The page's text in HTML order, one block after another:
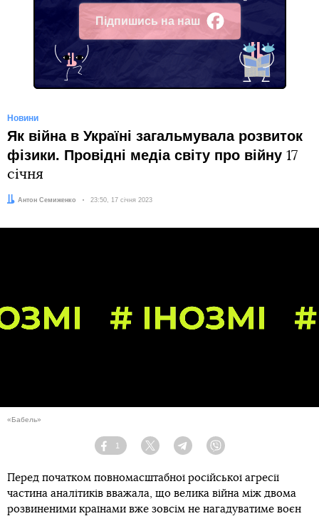
Підпишись на наш
Facebook
Новини
Як війна в Україні загальмувала розвиток
фізики. Провідні медіа світу про війну 17
січня
Автор:
Антон Семиженко Дата:
23:50, 17 січня 2023
«Бабель»
Facebook
1
Twitter TelegramViber
Перед початком повномасштабної російської агресії
частина аналітиків вважала, що велика війна між двома
розвиненими країнами вже зовсім не нагадуватиме воєн